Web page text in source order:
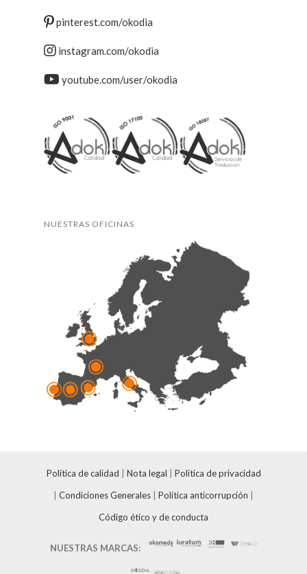
pinterest.com/okodia
instagram.com/okodia
youtube.com/user/okodia
NUESTRAS OFICINAS
Política de calidad | Nota legal | Política de privacidad
| Condiciones Generales | Política anticorrupción |
Código ético y de conducta
NUESTRAS MARCAS: